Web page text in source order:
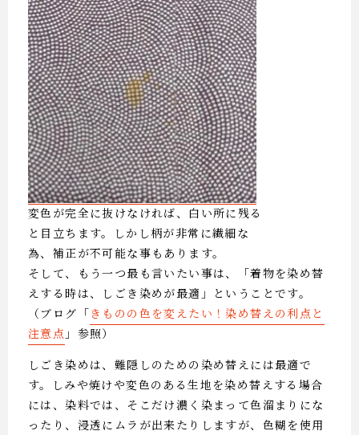
変色が完全に抜けなければ、白い所に残る
と目立ちます。しかし柄が非常に繊細な
為、補正が不可能な事もあります。
そして、もう一つ最も言いたい事は、「着物を染め替
えする時は、しごき染めが最適」ということです。
（ブログ「きものの色を変えたい！染め替えの利点と
注意点 」参照）
しごき染めは、難隠しのための染め替えには最適で
す。しみや焼けや変色のある生地を染め替えする場合
には、染料では、そこだけ濃く染まって色溜まりにな
ったり、浸透にムラが出来たりしますが、色糊を使用